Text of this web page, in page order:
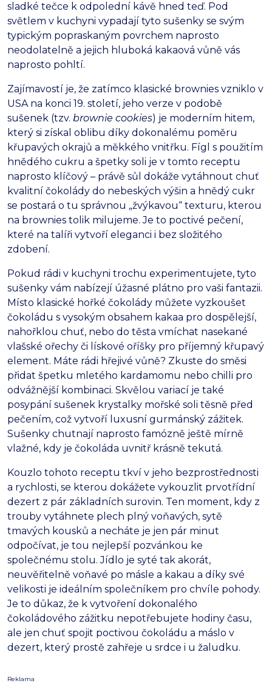
sladké tečce k odpolední kávě hned teď. Pod
světlem v kuchyni vypadají tyto sušenky se svým
typickým popraskaným povrchem naprosto
neodolatelně a jejich hluboká kakaová vůně vás
naprosto pohltí.
Zajímavostí je, že zatímco klasické brownies vzniklo v
USA na konci 19. století, jeho verze v podobě
sušenek (tzv. brownie cookies) je moderním hitem,
který si získal oblibu díky dokonalému poměru
křupavých okrajů a měkkého vnitřku. Fígl s použitím
hnědého cukru a špetky soli je v tomto receptu
naprosto klíčový – právě sůl dokáže vytáhnout chuť
kvalitní čokolády do nebeských výšin a hnědý cukr
se postará o tu správnou „žvýkavou“ texturu, kterou
na brownies tolik milujeme. Je to poctivé pečení,
které na talíři vytvoří eleganci i bez složitého
zdobení.
Pokud rádi v kuchyni trochu experimentujete, tyto
sušenky vám nabízejí úžasné plátno pro vaši fantazii.
Místo klasické hořké čokolády můžete vyzkoušet
čokoládu s vysokým obsahem kakaa pro dospělejší,
nahořklou chuť, nebo do těsta vmíchat nasekané
vlašské ořechy či lískové oříšky pro příjemný křupavý
element. Máte rádi hřejivé vůně? Zkuste do směsi
přidat špetku mletého kardamomu nebo chilli pro
odvážnější kombinaci. Skvělou variací je také
posypání sušenek krystalky mořské soli těsně před
pečením, což vytvoří luxusní gurmánský zážitek.
Sušenky chutnají naprosto famózně ještě mírně
vlažné, kdy je čokoláda uvnitř krásně tekutá.
Kouzlo tohoto receptu tkví v jeho bezprostřednosti
a rychlosti, se kterou dokážete vykouzlit prvotřídní
dezert z pár základních surovin. Ten moment, kdy z
trouby vytáhnete plech plný voňavých, sytě
tmavých kousků a necháte je jen pár minut
odpočívat, je tou nejlepší pozvánkou ke
společnému stolu. Jídlo je syté tak akorát,
neuvěřitelně voňavé po másle a kakau a díky své
velikosti je ideálním společníkem pro chvíle pohody.
Je to důkaz, že k vytvoření dokonalého
čokoládového zážitku nepotřebujete hodiny času,
ale jen chuť spojit poctivou čokoládu a máslo v
dezert, který prostě zahřeje u srdce i u žaludku.
Reklama